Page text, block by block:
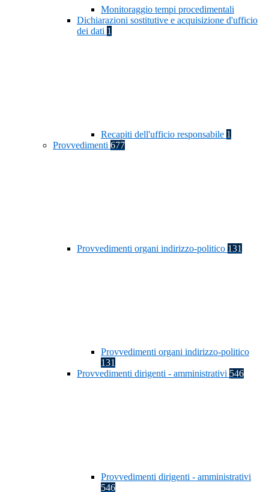
Monitoraggio tempi procedimentali
Dichiarazioni sostitutive e acquisizione d'ufficio
dei dati 1
Recapiti dell'ufficio responsabile 1
Provvedimenti 677
Provvedimenti organi indirizzo-politico 131
Provvedimenti organi indirizzo-politico
131
Provvedimenti dirigenti - amministrativi 546
Provvedimenti dirigenti - amministrativi
546